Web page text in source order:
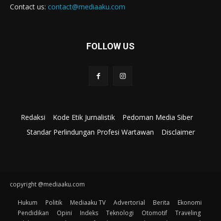
Contact us: contact@mediaaku.com
FOLLOW US
Redaksi Kode Etik Jurnalistik
Pedoman Media Siber
Standar Perlindungan Profesi Wartawan
Disclaimer
copyright @mediaaku.com
Hukum Politik Mediaaku TV Advertorial Berita
Ekonomi
Pendidikan
Opini Indeks Teknologi Otomotif
Traveling